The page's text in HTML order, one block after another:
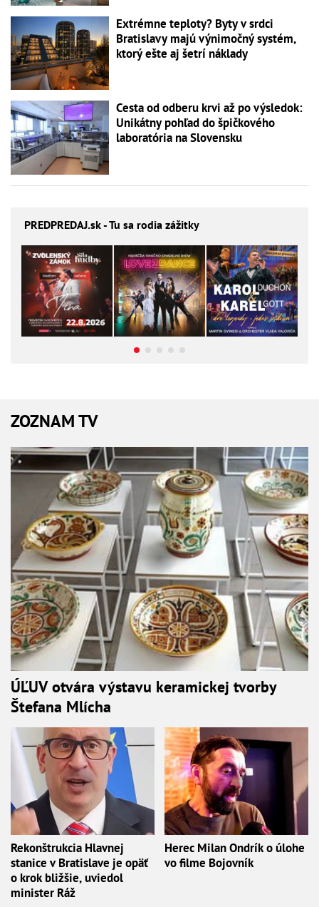
Extrémne teploty? Byty v srdci
Bratislavy majú výnimočný systém,
ktorý ešte aj šetrí náklady
Cesta od odberu krvi až po výsledok:
Unikátny pohľad do špičkového
laboratória na Slovensku
PREDPREDAJ.sk - Tu sa rodia zážitky
ZOZNAM TV
ÚĽUV otvára výstavu keramickej tvorby
Štefana Mlícha
Rekonštrukcia Hlavnej
stanice v Bratislave je opäť
o krok bližšie, uviedol
minister Ráž
Herec Milan Ondrík o úlohe
vo filme Bojovník